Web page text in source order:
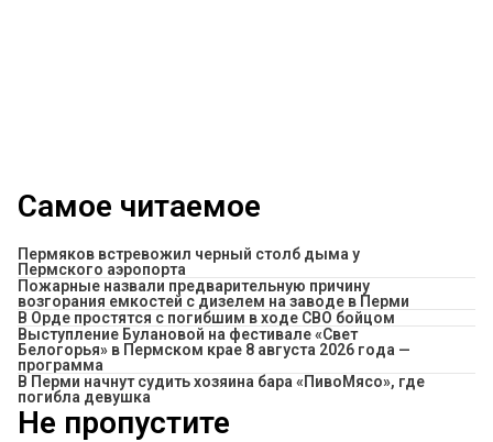
Самое читаемое
Пермяков встревожил черный столб дыма у
Пермского аэропорта
Пожарные назвали предварительную причину
возгорания емкостей с дизелем на заводе в Перми
В Орде простятся с погибшим в ходе СВО бойцом
Выступление Булановой на фестивале «Свет
Белогорья» в Пермском крае 8 августа 2026 года —
программа
​В Перми начнут судить хозяина бара «ПивоМясо», где
погибла девушка
Не пропустите